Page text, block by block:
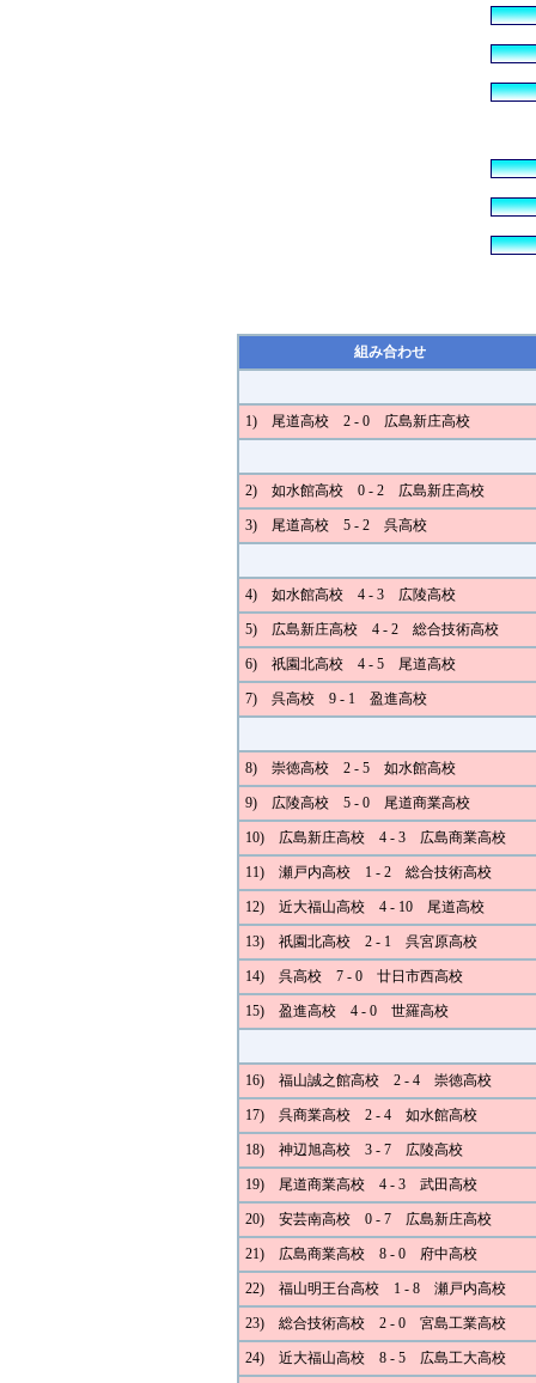
組み合わせ
1) 尾道高校 2 - 0 広島新庄高校
2) 如水館高校 0 - 2 広島新庄高校
3) 尾道高校 5 - 2 呉高校
4) 如水館高校 4 - 3 広陵高校
5) 広島新庄高校 4 - 2 総合技術高校
6) 祇園北高校 4 - 5 尾道高校
7) 呉高校 9 - 1 盈進高校
8) 崇徳高校 2 - 5 如水館高校
9) 広陵高校 5 - 0 尾道商業高校
10) 広島新庄高校 4 - 3 広島商業高校
11) 瀬戸内高校 1 - 2 総合技術高校
12) 近大福山高校 4 - 10 尾道高校
13) 祇園北高校 2 - 1 呉宮原高校
14) 呉高校 7 - 0 廿日市西高校
15) 盈進高校 4 - 0 世羅高校
16) 福山誠之館高校 2 - 4 崇徳高校
17) 呉商業高校 2 - 4 如水館高校
18) 神辺旭高校 3 - 7 広陵高校
19) 尾道商業高校 4 - 3 武田高校
20) 安芸南高校 0 - 7 広島新庄高校
21) 広島商業高校 8 - 0 府中高校
22) 福山明王台高校 1 - 8 瀬戸内高校
23) 総合技術高校 2 - 0 宮島工業高校
24) 近大福山高校 8 - 5 広島工大高校